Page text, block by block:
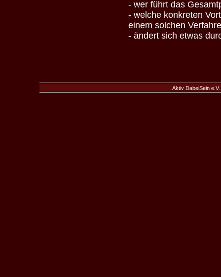
- wer führt das
- welche konkreten
einem solchen
- ändert sich etwas
Aktiv DabeiSein